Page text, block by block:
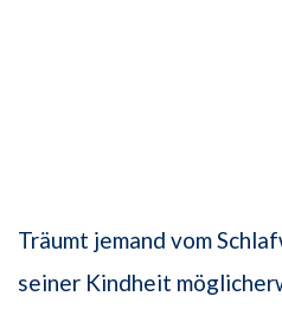
Träumt jemand vom
seiner Kindheit